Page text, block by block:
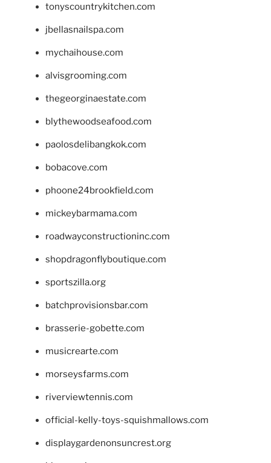
tonyscountrykitchen.com
jbellasnailspa.com
mychaihouse.com
alvisgrooming.com
thegeorginaestate.com
blythewoodseafood.com
paolosdelibangkok.com
bobacove.com
phoone24brookfield.com
mickeybarmama.com
roadwayconstructioninc.com
shopdragonflyboutique.com
sportszilla.org
batchprovisionsbar.com
brasserie-gobette.com
musicrearte.com
morseysfarms.com
riverviewtennis.com
official-kelly-toys-squishmallows.com
displaygardenonsuncrest.org